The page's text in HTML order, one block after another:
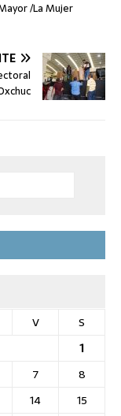
/La Mujer
V
S
1
7
8
14
15